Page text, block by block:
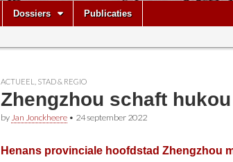
Dossiers Publicaties
ACTUEEL STAD & REGIO
Zhengzhou schaft
by Jan Jonckheere • 24 september 2022
Henans provinciale hoofdstad Zhengzhou